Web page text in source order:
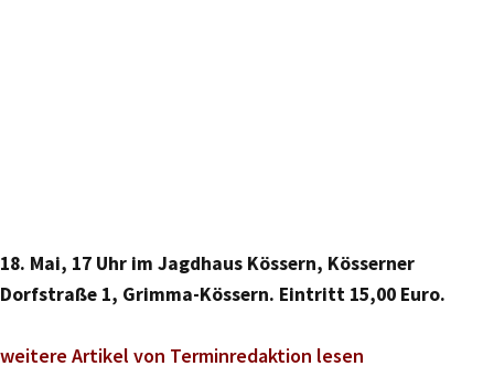
18. Mai, 17 Uhr im Jagdhaus Kössern, Kösserner
Dorfstraße 1, Grimma-Kössern. Eintritt 15,00 Euro.
weitere Artikel von Terminredaktion lesen